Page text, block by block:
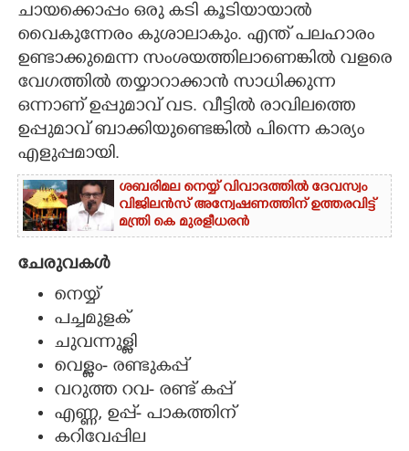
CARTOONS
LITERATURE
ZOOM
CONTACT US
ചായക്കൊപ്പം ഒരു കടി കൂടിയായാൽ
വൈകുന്നേരം കുശാലാകും. എന്ത് പലഹാരം
ഉണ്ടാക്കുമെന്ന സംശയത്തിലാണെങ്കിൽ വളരെ
വേഗത്തിൽ തയ്യാറാക്കാൻ സാധിക്കുന്ന
ഒന്നാണ് ഉപ്പുമാവ് വട. വീട്ടിൽ രാവിലത്തെ
ഉപ്പുമാവ് ബാക്കിയുണ്ടെങ്കിൽ പിന്നെ കാര്യം
എളുപ്പമായി.
ശബരിമല നെയ്യ് വിവാദത്തിൽ ദേവസ്വം
വിജിലൻസ് അന്വേഷണത്തിന് ഉത്തരവിട്ട്
മന്ത്രി കെ മുരളീധരൻ
ചേരുവകൾ
നെയ്യ്
പച്ചമുളക്
ചുവന്നുള്ളി
വെള്ളം- രണ്ടുകപ്പ്
വറുത്ത റവ- രണ്ട് കപ്പ്
എണ്ണ, ഉപ്പ്- പാകത്തിന്
കറിവേപ്പില